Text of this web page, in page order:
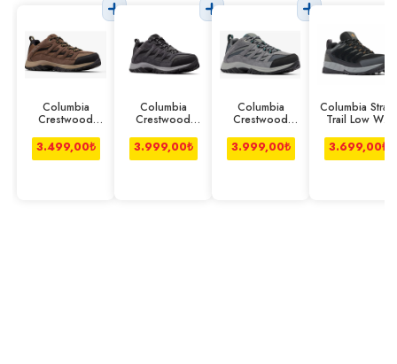
Columbia
Crestwood
Kahverengi
3.499,00₺
Columbia
Crestwood
Gri
3.999,00₺
Columbia
Crestwood
3.999,00₺
Columbia Strata
Trail Low Wp
Siyah
3.699,00₺